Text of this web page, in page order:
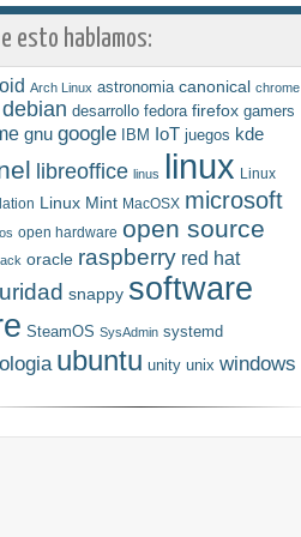
esto hablamos:
Arch Linux astronomia canonical chrome
debian desarrollo fedora firefox gamers
gnu google IBM IoT juegos kde
libreoffice linus linux Linux
Linux Mint MacOSX microsoft
open hardware open source
oracle raspberry red hat
snappy software
SteamOS SysAdmin systemd
ubuntu unity unix windows